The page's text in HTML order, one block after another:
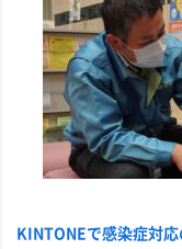
KINTONEで感染症対